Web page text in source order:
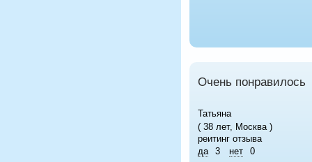
Очень понравилось
Татьяна
( 38 лет, Москва )
реитинг отзыва
да
3 нет 0